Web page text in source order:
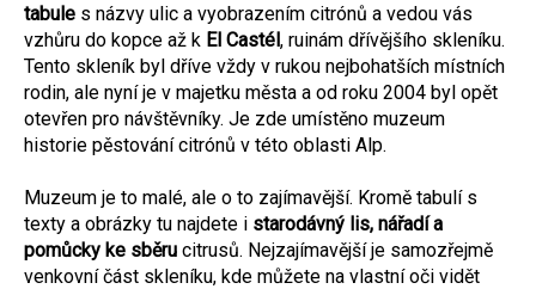
tabule s názvy ulic a vyobrazením citrónů a vedou vás
vzhůru do kopce až k El Castél, ruinám dřívějšího skleníku.
Tento skleník byl dříve vždy v rukou nejbohatších místních
rodin, ale nyní je v majetku města a od roku 2004 byl opět
otevřen pro návštěvníky. Je zde umístěno muzeum
historie pěstování citrónů v této oblasti Alp.
Muzeum je to malé, ale o to zajímavější. Kromě tabulí s
texty a obrázky tu najdete i starodávný lis, nářadí a
pomůcky ke sběru citrusů. Nejzajímavější je samozřejmě
venkovní část skleníku, kde můžete na vlastní oči vidět